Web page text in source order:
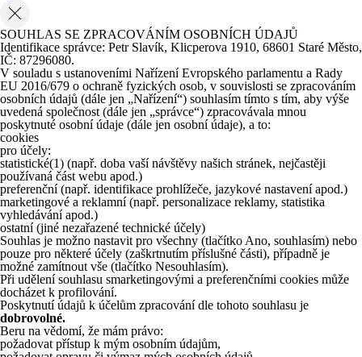
SOUHLAS SE ZPRACOVÁNÍM OSOBNÍCH ÚDAJŮ
Identifikace správce: Petr Slavík, Klicperova 1910, 68601 Staré Město,
IČ: 87296080.
V souladu s ustanoveními Nařízení Evropského parlamentu a Rady
EU 2016/679 o ochraně fyzických osob, v souvislosti se zpracováním
osobních údajů (dále jen „Nařízení“) souhlasím tímto s tím, aby výše
uvedená společnost (dále jen „správce“) zpracovávala mnou
poskytnuté osobní údaje (dále jen osobní údaje), a to:
cookies
pro účely:
statistické(1) (např. doba vaší návštěvy našich stránek, nejčastěji
používaná část webu apod.)
preferenční (např. identifikace prohlížeče, jazykové nastavení apod.)
marketingové a reklamní (např. personalizace reklamy, statistika
vyhledávání apod.)
ostatní (jiné nezařazené technické účely)
Souhlas je možno nastavit pro všechny (tlačítko Ano, souhlasím) nebo
pouze pro některé účely (zaškrtnutím příslušné části), případně je
možné zamítnout vše (tlačítko Nesouhlasím).
Při udělení souhlasu smarketingovými a preferenčními cookies může
docházet k profilování.
Poskytnutí údajů k účelům zpracování dle tohoto souhlasu je
dobrovolné.
Beru na vědomí, že mám právo:
požadovat přístup k mým osobním údajům,